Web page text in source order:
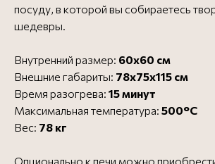
посуду, в которой вы собираетесь
шедевры.
Внутренний размер: 60х60 см
Внешние габариты: 78х75х115 см
Время разогрева: 15 минут
Максимальная температура: 500°C
Вес: 78 кг
Опционально к печи можно
Все печи для пиццы
Бесплатная доставка в
дней